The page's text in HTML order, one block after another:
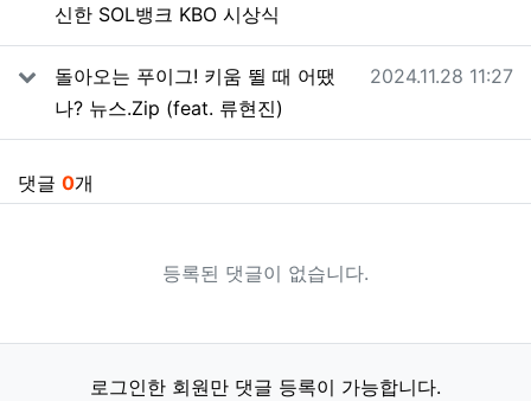
신한 SOL뱅크 KBO 시상식
돌아오는 푸이그! 키움 뛸 때 어땠
나? 뉴스.Zip (feat. 류현진)
작성일
2024.11.28 11:27
댓글 0개
등록된 댓글이 없습니다.
로그인한 회원만 댓글 등록이 가능합니다.